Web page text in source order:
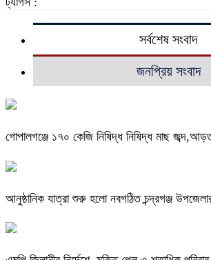
সর্বশেষ সংবাদ
জনপ্রিয় সংবাদ
গোপালগঞ্জে ১৭০ কেজি নিষিদ্ধ নিষিদ্ধ মাছ
আনুষ্ঠানিক যাত্রা শুরু হলো নবগঠিত চন্দ্রগঞ্জ